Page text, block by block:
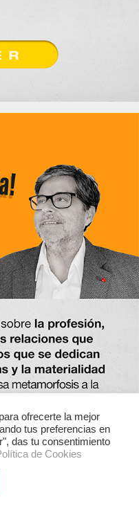
ofrecerte la mejor
tus preferencias en
das tu consentimiento
de Cookies